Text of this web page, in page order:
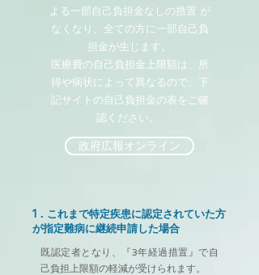
よる一部自己負担金なしの措置 が
なくなり、全ての方に一部自己負
担金が生じます。
医療費の自己負担金上限額は、所
得や病状によって異なるので、下
記サイトの自己負担金の表をご確
認ください。
政府広報オンライン
1．これまで特定疾患に認定されていた方
が指定難病に継続申請した場合
既認定者となり、『3年経過措置』で自
己負担上限額の軽減が受けられます。